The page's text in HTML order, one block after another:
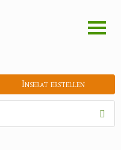
Inserat erstellen